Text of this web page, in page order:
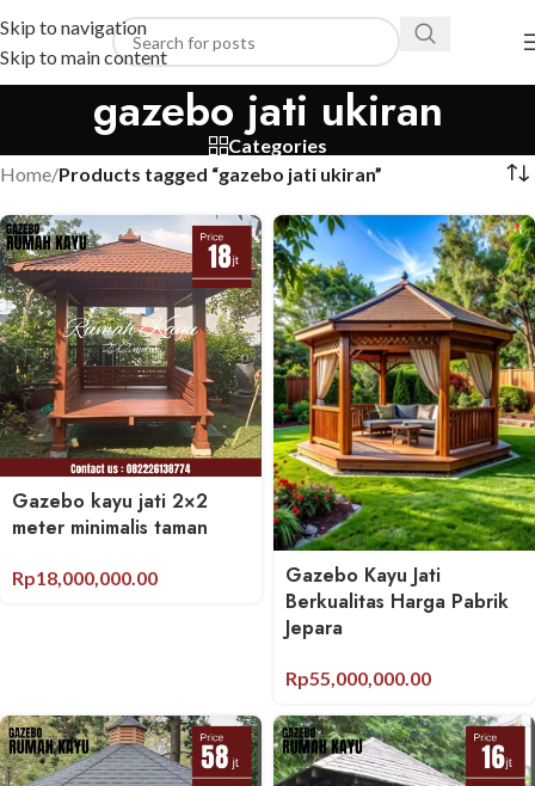
Skip to navigation
Skip to main content
gazebo jati ukiran
Categories
Home/Products tagged “gazebo jati ukiran”
Gazebo kayu jati 2×2
meter minimalis taman
Rp18,000,000.00
Gazebo Kayu Jati
Berkualitas Harga Pabrik
Jepara
Rp55,000,000.00